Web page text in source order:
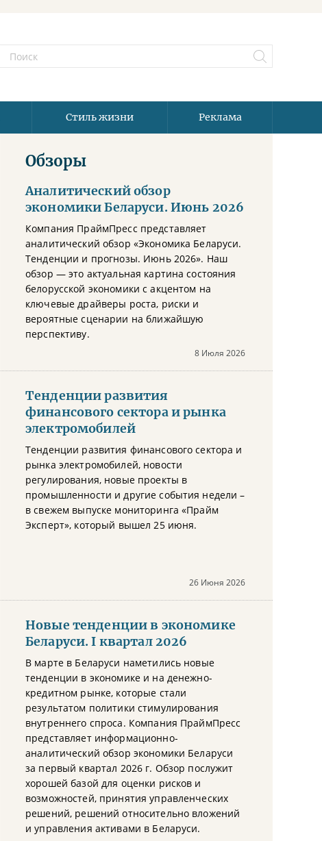
Стиль жизни Реклама
Обзоры
Аналитический обзор
экономики Беларуси. Июнь 2026
Компания ПраймПресс представляет
аналитический обзор «Экономика Беларуси.
Тенденции и прогнозы. Июнь 2026». Наш
обзор — это актуальная картина состояния
белорусской экономики с акцентом на
ключевые драйверы роста, риски и
вероятные сценарии на ближайшую
перспективу.
8 Июля 2026
Тенденции развития
финансового сектора и рынка
электромобилей
Тенденции развития финансового сектора и
рынка электромобилей, новости
регулирования, новые проекты в
промышленности и другие события недели –
в свежем выпуске мониторинга «Прайм
Эксперт», который вышел 25 июня.
26 Июня 2026
Новые тенденции в экономике
Беларуси. I квартал 2026
В марте в Беларуси наметились новые
тенденции в экономике и на денежно-
кредитном рынке, которые стали
результатом политики стимулирования
внутреннего спроса. Компания ПраймПресс
представляет информационно-
аналитический обзор экономики Беларуси
за первый квартал 2026 г. Обзор послужит
хорошей базой для оценки рисков и
возможностей, принятия управленческих
решений, решений относительно вложений
и управления активами в Беларуси.